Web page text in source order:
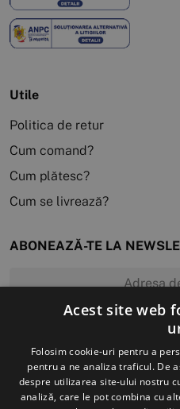
Utile
Politica de retur
Cum comand?
Cum plătesc?
Cum se livrează?
ABONEAZĂ-TE LA
MĂ
Acest site web
Folosim cookie-uri pentru a
pentru a ne analiza traficul. De
despre utilizarea site-ului nostru
analiză, care le pot combina cu